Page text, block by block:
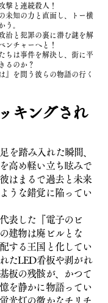
撃と連続殺人！
未知の力と直面し、トー横
う。
治と犯罪の裏に潜む謎を解
ンチャーへと！
ちは事件を解決し、街に平
るのか？
』を問う彼らの物語の行く
キングされ
を踏み入れた瞬間、
高め軽い立ち眩みで
はまるで過去と未来
うな錯覚に陥ってい
表した『電子のビ
建物は廃ビルとな
する王国と化してい
たLED看板や剥がれ
板の残骸が、かつて
を静かに物語ってい
光灯の微かなチリチ